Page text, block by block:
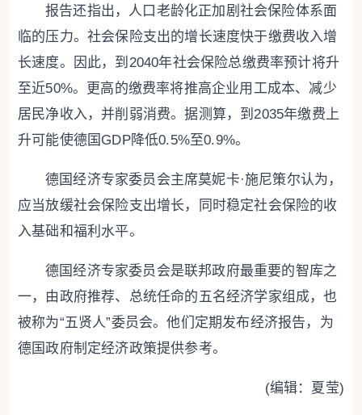
报告还指出，人口老龄化正加剧社会保险体系面
临的压力。社会保险支出的增长速度快于缴费收入增
长速度。因此，到2040年社会保险总缴费率预计将升
至近50%。更高的缴费率将推高企业用工成本、减少
居民净收入，并削弱消费。据测算，到2035年缴费上
升可能使德国GDP降低0.5%至0.9%。
德国经济专家委员会主席莫妮卡·施尼策尔认为，
应当放缓社会保险支出增长，同时稳定社会保险的收
入基础和福利水平。
德国经济专家委员会是联邦政府最重要的智库之
一，由政府推荐、总统任命的五名经济学家组成，也
被称为“五贤人”委员会。他们定期发布经济报告，为
德国政府制定经济政策提供参考。
(编辑：夏莹)